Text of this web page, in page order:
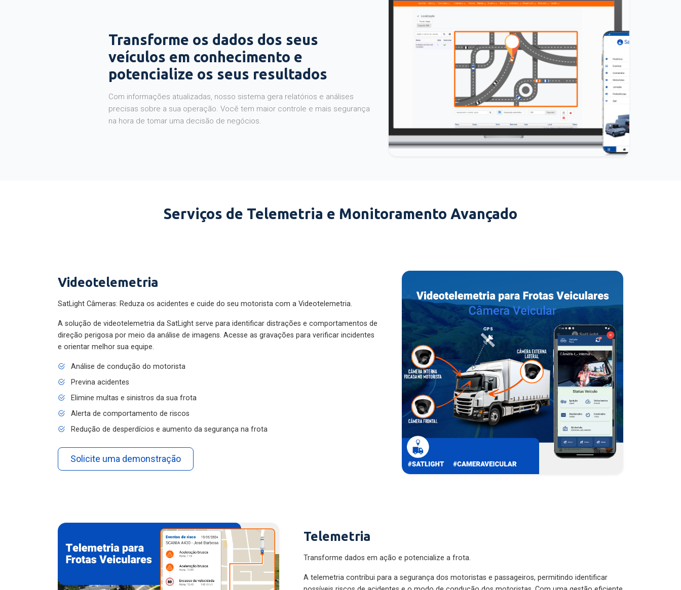
Transforme os dados dos seus
veículos em conhecimento e
potencialize os seus resultados
Com informações atualizadas, nosso sistema gera relatórios e análises
precisas sobre a sua operação. Você tem maior controle e mais segurança
na hora de tomar uma decisão de negócios.
Serviços de Telemetria e Monitoramento Avançado
Videotelemetria
SatLight Câmeras: Reduza os acidentes e cuide do seu motorista com a Videotelemetria.
A solução de videotelemetria da SatLight serve para identificar distrações e comportamentos de
direção perigosa por meio da análise de imagens. Acesse as gravações para verificar incidentes
e orientar melhor sua equipe.
Análise de condução do motorista
Previna acidentes
Elimine multas e sinistros da sua frota
Alerta de comportamento de riscos
Redução de desperdícios e aumento da segurança na frota
Solicite uma demonstração
Telemetria
Transforme dados em ação e potencialize a frota.
A telemetria contribui para a segurança dos motoristas e passageiros, permitindo identificar
possíveis riscos de acidentes e o modo de condução dos motoristas. Com uma gestão eficiente